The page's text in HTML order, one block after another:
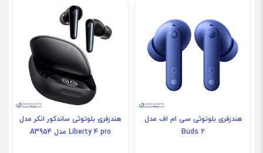
هندزفری بلوتوثی سی ام اف مدل
Buds 2
هندزفری بلوتوثی ساندکور انکر مدل
Liberty 4 pro مدل A3954